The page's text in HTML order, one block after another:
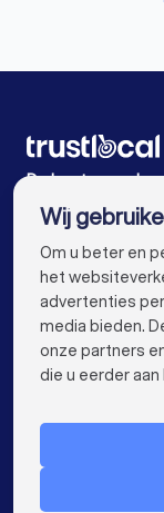
Coaches in
Coaches in
Coaches
Coaches in
Coaches in
Coaches in
Coaches in
De beste
VOOR
Wij
Om u beter en
het
advertenties
media bieden.
onze partners
die u eerder